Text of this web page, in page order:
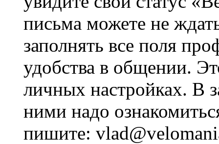
письма можете не
заполнять все поля
удобства в общении.
личных настройках. В
ними надо
пишите: